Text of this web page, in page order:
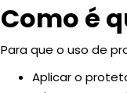
Como é
Para que o uso de
Aplicar o